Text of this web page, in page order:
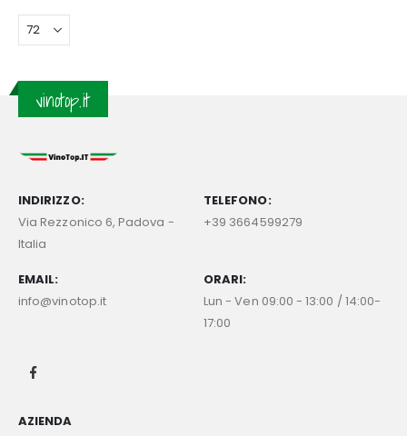
vinotop.it
INDIRIZZO:
Via Rezzonico 6, Padova -
Italia
TELEFONO:
+39 3664599279
EMAIL:
info@vinotop.it
ORARI:
Lun - Ven 09:00 - 13:00 / 14:00-
17:00
AZIENDA